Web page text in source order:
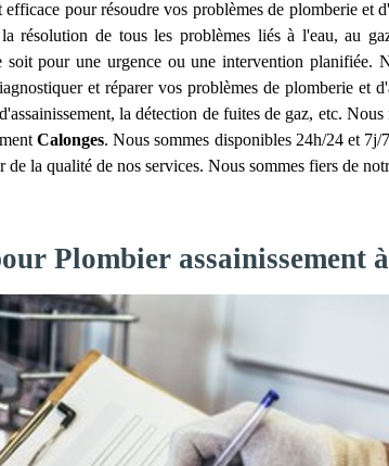
efficace pour résoudre vos problèmes de plomberie et
la résolution de tous les problèmes liés à l'eau, au
pour une urgence ou une intervention planifiée.
et réparer vos problèmes de plomberie et
la détection de fuites de gaz, etc.
Calonges. Nous sommes disponibles 24h/24 et 7j/
la qualité de nos services. Nous sommes fiers de
Plombier assainissement